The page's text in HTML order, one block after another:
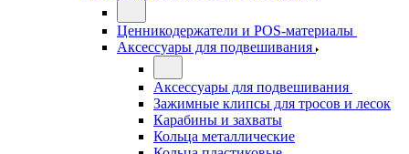
Ценникодержатели и POS-материалы
Аксессуары для подвешивания
Аксессуары для подвешивания
Зажимные клипсы для тросов и лесок
Карабины и захваты
Кольца металлические